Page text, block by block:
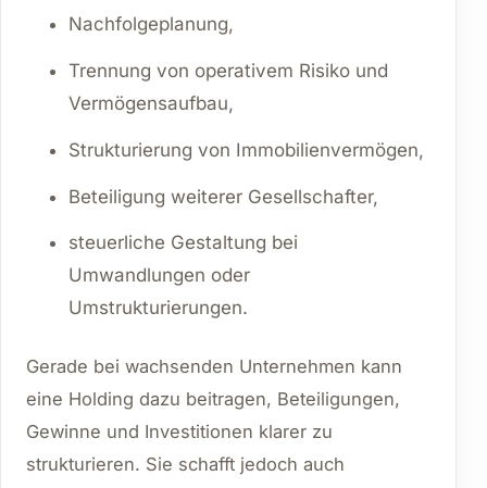
Nachfolgeplanung,
Trennung von operativem Risiko und
Vermögensaufbau,
Strukturierung von Immobilienvermögen,
Beteiligung weiterer Gesellschafter,
steuerliche Gestaltung bei
Umwandlungen oder
Umstrukturierungen.
Gerade bei wachsenden Unternehmen kann
eine Holding dazu beitragen, Beteiligungen,
Gewinne und Investitionen klarer zu
strukturieren. Sie schafft jedoch auch